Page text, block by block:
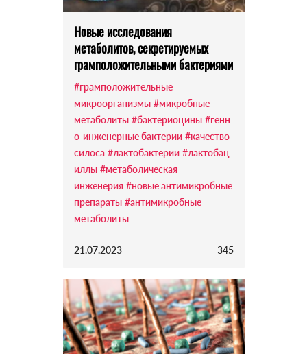
Новые исследования
метаболитов, секретируемых
грамположительными бактериями
#грамположительные
микроорганизмы #микробные
метаболиты #бактериоцины #генн
о-инженерные бактерии #качество
силоса #лактобактерии #лактобац
иллы #метаболическая
инженерия #новые антимикробные
препараты #антимикробные
метаболиты
21.07.2023 345